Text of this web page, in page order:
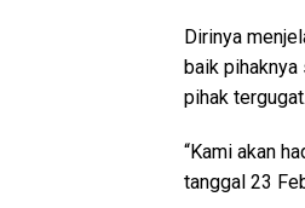
Dirinya
baik
pihak tergugat.
“Kami akan
tanggal 23